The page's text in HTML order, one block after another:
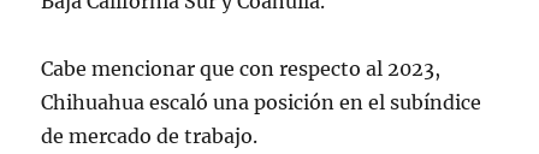
Cabe mencionar que con respecto al 2023,
Chihuahua escaló una posición en el subíndice
de mercado de trabajo.